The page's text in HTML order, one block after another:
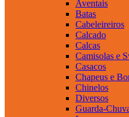
Aventais
Batas
Cabeleireiros
Calcado
Calcas
Camisolas e
Casacos
Chapeus e
Chinelos
Diversos
Guarda-